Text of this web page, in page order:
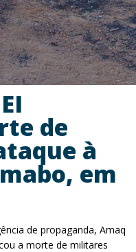
de
à
em
de propaganda, Amaq
a morte de militares